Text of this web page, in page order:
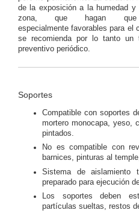
de la exposición a la humedad
zona, que hagan
especialmente favorables para el
se recomienda por lo tanto un
preventivo periódico.
Soportes
Compatible con soportes
mortero monocapa, yeso,
pintados.
No es compatible con
barnices, pinturas al
Sistema de aislamiento
preparado para ejecución
Los soportes deben
partículas sueltas, restos